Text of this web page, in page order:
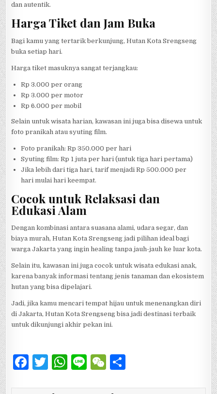
dan autentik.
Harga Tiket dan Jam Buka
Bagi kamu yang tertarik berkunjung, Hutan Kota Srengseng
buka setiap hari.
Harga tiket masuknya sangat terjangkau:
Rp 3.000 per orang
Rp 3.000 per motor
Rp 6.000 per mobil
Selain untuk wisata harian, kawasan ini juga bisa disewa untuk
foto pranikah atau syuting film.
Foto pranikah: Rp 350.000 per hari
Syuting film: Rp 1 juta per hari (untuk tiga hari pertama)
Jika lebih dari tiga hari, tarif menjadi Rp 500.000 per
hari mulai hari keempat.
Cocok untuk Relaksasi dan
Edukasi Alam
Dengan kombinasi antara suasana alami, udara segar, dan
biaya murah, Hutan Kota Srengseng jadi pilihan ideal bagi
warga Jakarta yang ingin healing tanpa jauh-jauh ke luar kota.
Selain itu, kawasan ini juga cocok untuk wisata edukasi anak,
karena banyak informasi tentang jenis tanaman dan ekosistem
hutan yang bisa dipelajari.
Jadi, jika kamu mencari tempat hijau untuk menenangkan diri
di Jakarta, Hutan Kota Srengseng bisa jadi destinasi terbaik
untuk dikunjungi akhir pekan ini.
F
T
W Li W